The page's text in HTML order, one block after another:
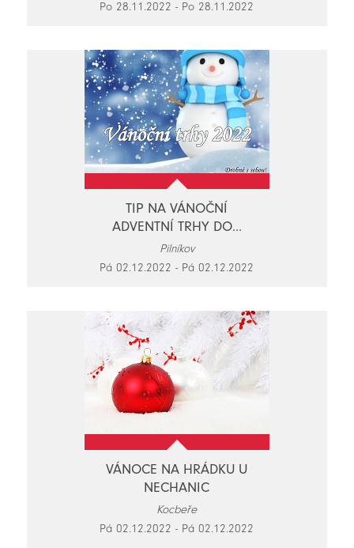
Po 28.11.2022 - Po 28.11.2022
TIP NA VÁNOČNÍ
ADVENTNÍ TRHY DO...
Pilníkov
Pá 02.12.2022 - Pá 02.12.2022
VÁNOCE NA HRÁDKU U
NECHANIC
Kocbeře
Pá 02.12.2022 - Pá 02.12.2022